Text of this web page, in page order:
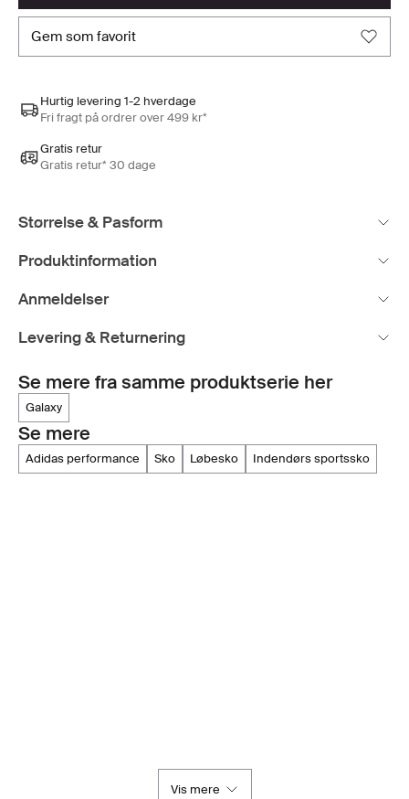
gem som favorit
Hurtig levering 1-2 hverdage
Fri fragt på ordrer over 499 kr*
Gratis retur
Gratis retur* 30 dage
Størrelse & Pasform
Produktinformation
Anmeldelser
Levering & Returnering
Se mere fra samme produktserie her
galaxy
Se mere
adidas performance sko løbesko indendørs sportssko
Vis mere